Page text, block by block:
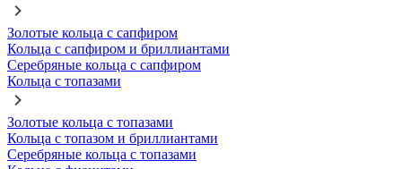
Золотые кольца с сапфиром
Кольца с сапфиром и бриллиантами
Серебряные кольца с сапфиром
Кольца с топазами
Золотые кольца с топазами
Кольца с топазом и бриллиантами
Серебряные кольца с топазами